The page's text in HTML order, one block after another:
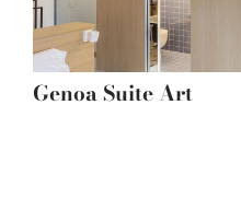
Genoa Suite Art